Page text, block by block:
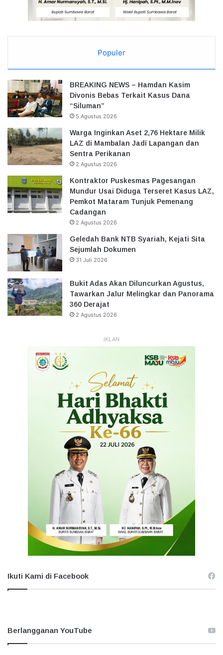
Populer
BREAKING NEWS – Hamdan Kasim
Divonis Bebas Terkait Kasus Dana
“Siluman”
5 Agustus 2026
Warga Inginkan Aset 2,76 Hektare Milik
LAZ di Mambalan Jadi Lapangan dan
Sentra Perikanan
2 Agustus 2026
Kontraktor Puskesmas Pagesangan
Mundur Usai Diduga Terseret Kasus LAZ,
Pemkot Mataram Tunjuk Pemenang
Cadangan
2 Agustus 2026
Geledah Bank NTB Syariah, Kejati Sita
Sejumlah Dokumen
31 Juli 2026
Bukit Adas Akan Diluncurkan Agustus,
Tawarkan Jalur Melingkar dan Panorama
360 Derajat
2 Agustus 2026
IKLAN
Ikuti Kami di Facebook
Berlangganan YouTube